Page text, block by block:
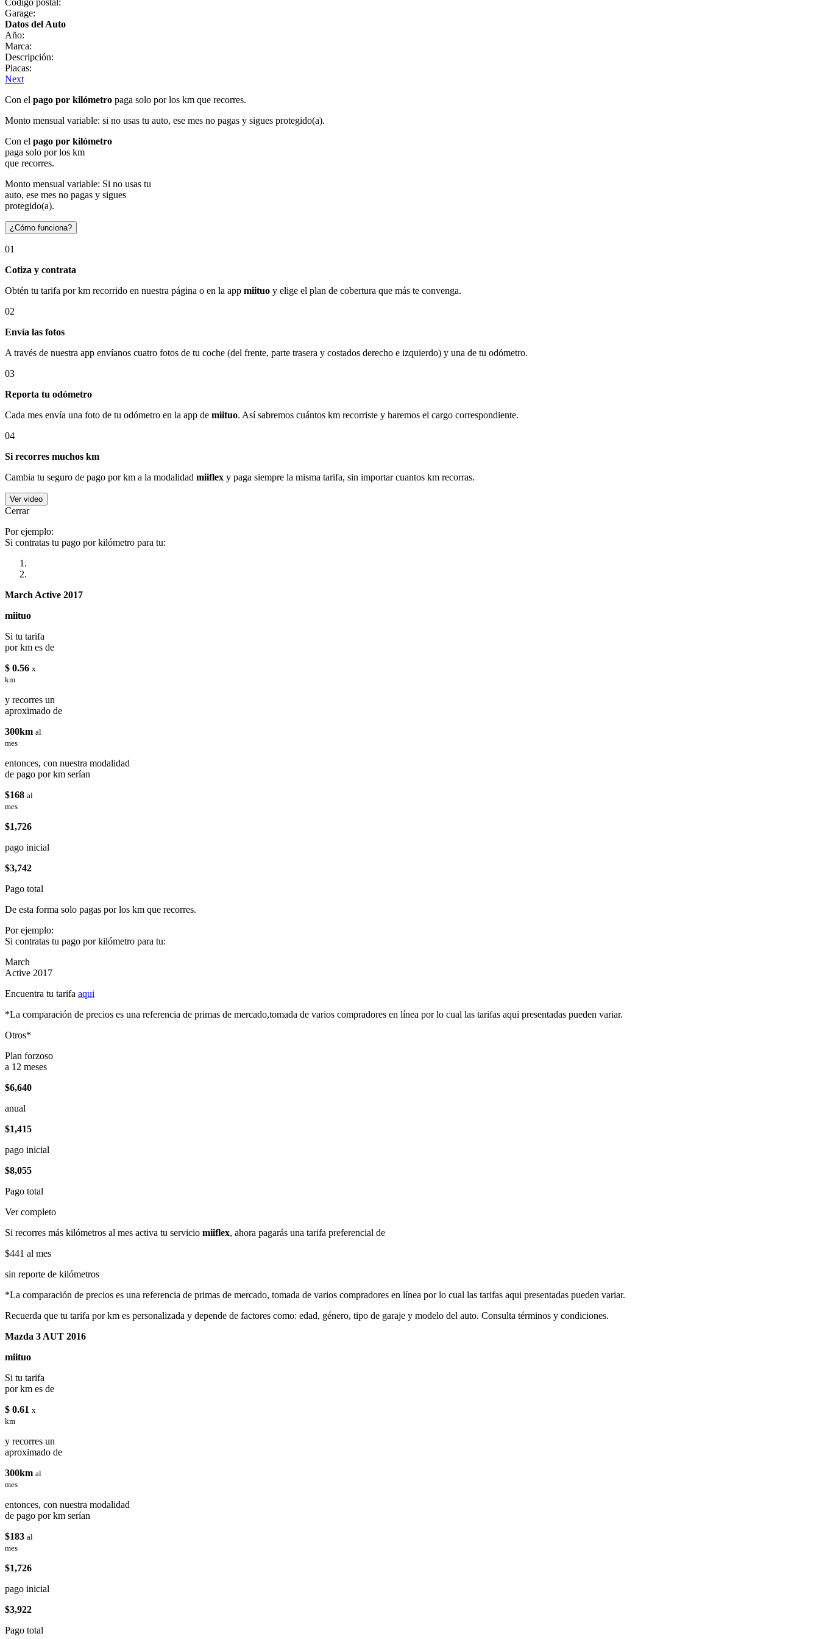
Garage:
Datos del Auto
Año:
Marca:
Descripción:
Placas:
Next
Con el pago por kilómetro paga solo por los km que recorres.
Monto mensual variable: si no usas tu auto, ese mes no pagas y sigues protegido(a).
Con el pago por kilómetro
paga solo por los km
que recorres.
Monto mensual variable: Si no usas tu
auto, ese mes no pagas y sigues
protegido(a).
¿Cómo funciona?
01
Cotiza y contrata
Obtén tu tarifa por km recorrido en nuestra página o en la app miituo y elige el plan de cobertura que más te convenga.
02
Envía las fotos
A través de nuestra app envíanos cuatro fotos de tu coche (del frente, parte trasera y costados derecho e izquierdo) y una de tu odómetro.
03
Reporta tu odómetro
Cada mes envía una foto de tu odómetro en la app de miituo. Así sabremos cuántos km recorriste y haremos el cargo correspondiente.
04
Si recorres muchos km
Cambia tu seguro de pago por km a la modalidad miiflex y paga siempre la misma tarifa, sin importar cuantos km recorras.
Ver video
Cerrar
Por ejemplo:
Si contratas tu pago por kilómetro para tu:
March Active 2017
miituo
Si tu tarifa
por km es de
$ 0.56 x
km
y recorres un
aproximado de
300km al
mes
entonces, con nuestra modalidad
de pago por km serían
$168 al
mes
$1,726
pago inicial
$3,742
Pago total
De esta forma solo pagas por los km que recorres.
Por ejemplo:
Si contratas tu pago por kilómetro para tu:
March
Active 2017
Encuentra tu tarifa aqui
*La comparación de precios es una referencia de primas de mercado,tomada de varios compradores en línea por lo cual las tarifas aqui presentadas pueden variar.
Otros*
Plan forzoso
a 12 meses
$6,640
anual
$1,415
pago inicial
$8,055
Pago total
Ver completo
Si recorres más kilómetros al mes activa tu servicio miiflex, ahora pagarás una tarifa preferencial de
$441 al mes
sin reporte de kilómetros
*La comparación de precios es una referencia de primas de mercado, tomada de varios compradores en línea por lo cual las tarifas aqui presentadas pueden variar.
Recuerda que tu tarifa por km es personalizada y depende de factores como: edad, género, tipo de garaje y modelo del auto. Consulta términos y condiciones.
Mazda 3 AUT 2016
miituo
Si tu tarifa
por km es de
$ 0.61 x
km
y recorres un
aproximado de
300km al
mes
entonces, con nuestra modalidad
de pago por km serían
$183 al
mes
$1,726
pago inicial
$3,922
Pago total